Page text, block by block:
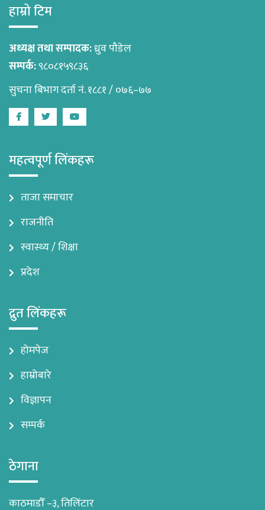
हाम्रो टिम
अध्यक्ष तथा सम्पादक:ध्रुव पौडेल
सम्पर्क:९८०८१५९८३६
सुचना बिभाग दर्ता नं. १८८१ / ०७६–७७
FacebookTwitterYoutube
महत्वपूर्ण लिंकहरू
ताजा समाचार
राजनीति
स्वास्थ्य / शिक्षा
प्रदेश
द्रुत लिंकहरू
होमपेज
हाम्रोबारे
विज्ञापन
सम्पर्क
ठेगाना
काठमाडौँ –३, तिलिंटार